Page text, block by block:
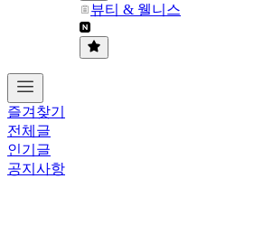
뷰티 & 웰니스
즐겨찾기
전체글
인기글
공지사항